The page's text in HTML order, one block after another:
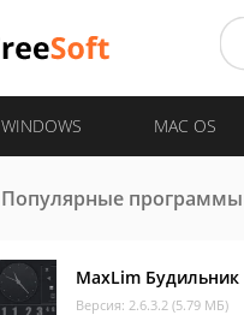
WINDOWS MAC OS
Популярные программы
MaxLim Будильник
Версия: 2.6.3.2 (5.79 МБ)